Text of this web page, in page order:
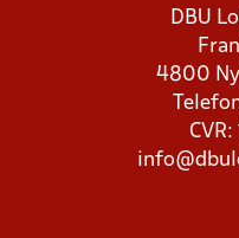
DBU
4800
CVR: